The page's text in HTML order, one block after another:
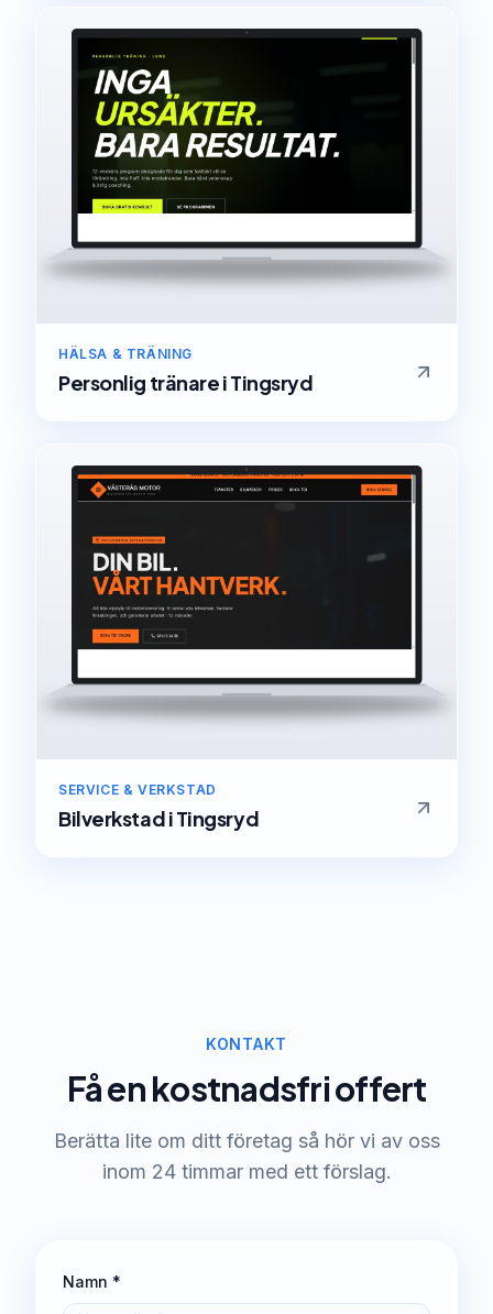
HÄLSA & TRÄNING
Personlig tränareiTingsryd
SERVICE & VERKSTAD
BilverkstadiTingsryd
KONTAKT
Få en kostnadsfri offert
Berätta lite om ditt företag så hör vi av oss
inom 24 timmar med ett förslag.
Namn *